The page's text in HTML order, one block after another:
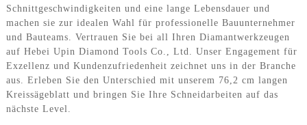
Schnittgeschwindigkeiten und eine lange Lebensdauer und
machen sie zur idealen Wahl für professionelle Bauunternehmer
und Bauteams. Vertrauen Sie bei all Ihren Diamantwerkzeugen
auf Hebei Upin Diamond Tools Co., Ltd. Unser Engagement für
Exzellenz und Kundenzufriedenheit zeichnet uns in der Branche
aus. Erleben Sie den Unterschied mit unserem 76,2 cm langen
Kreissägeblatt und bringen Sie Ihre Schneidarbeiten auf das
nächste Level.